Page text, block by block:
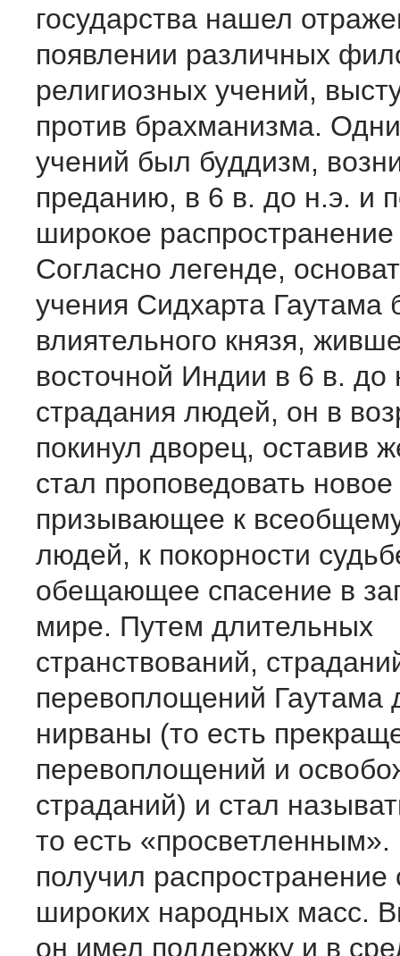
государства нашел
появлении различных
религиозных учений,
против брахманизма.
учений был буддизм,
преданию, в 6 в. до н.э. и
широкое
Согласно легенде,
учения Сидхарта
влиятельного князя,
восточной Индии в 6 в. до
страдания людей, он в
покинул дворец, оставив
стал проповедовать
призывающее к
людей, к покорности
обещающее спасение в
мире. Путем длительных
странствований,
перевоплощений Гаутама
нирваны (то есть
перевоплощений и
страданий) и стал
то есть
получил распространение
широких народных масс.
он имел поддержку и в